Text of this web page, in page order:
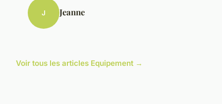
J Jeanne
Voir tous les articles Equipement →